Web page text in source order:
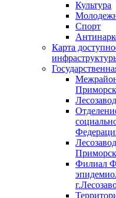
Культура
Спорт
Карта
Филиал